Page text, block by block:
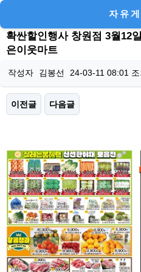
자유
확싼할인행사 창원점 3월12
은이웃마트
작성자 김봉선 24-03-11 08:01
이전글 다음글
본문